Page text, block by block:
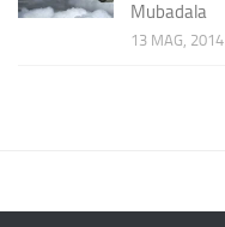
Mubadala
13 MAG, 2014